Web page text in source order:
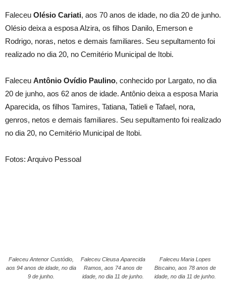
Faleceu Olésio Cariati, aos 70 anos de idade, no dia 20 de junho.
Olésio deixa a esposa Alzira, os filhos Danilo, Emerson e
Rodrigo, noras, netos e demais familiares. Seu sepultamento foi
realizado no dia 20, no Cemitério Municipal de Itobi.
Faleceu Antônio Ovídio Paulino, conhecido por Largato, no dia
20 de junho, aos 62 anos de idade. Antônio deixa a esposa Maria
Aparecida, os filhos Tamires, Tatiana, Tatieli e Tafael, nora,
genros, netos e demais familiares. Seu sepultamento foi realizado
no dia 20, no Cemitério Municipal de Itobi.
Fotos: Arquivo Pessoal
Faleceu Antenor Custódio,
aos 94 anos de idade, no dia
9 de junho.
Faleceu Cleusa Aparecida
Ramos, aos 74 anos de
idade, no dia 11 de junho.
Faleceu Maria Lopes
Biscaino, aos 78 anos de
idade, no dia 11 de junho.